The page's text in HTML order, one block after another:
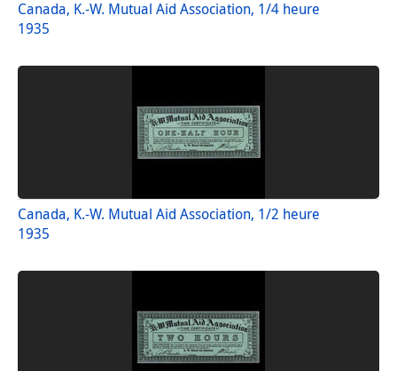
Canada, K.-W. Mutual Aid Association, 1/4 heure
1935
Canada, K.-W. Mutual Aid Association, 1/2 heure
1935